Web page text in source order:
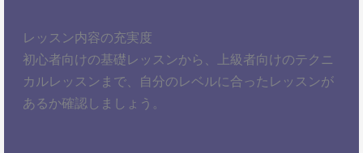
レッスン内容の充実度
初心者向けの基礎レッスンから、上級者向けのテクニ
カルレッスンまで、自分のレベルに合ったレッスンが
あるか確認しましょう。